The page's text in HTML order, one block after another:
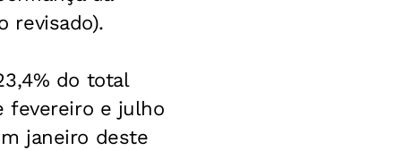
revisado).
do total
fevereiro e julho
janeiro deste